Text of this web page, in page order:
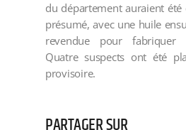
du département auraient été
présumé, avec une huile
revendue pour fabriquer
Quatre suspects ont été
provisoire.